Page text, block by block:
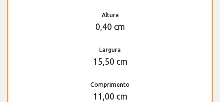
Altura
0,40 cm
Largura
15,50 cm
Comprimento
11,00 cm